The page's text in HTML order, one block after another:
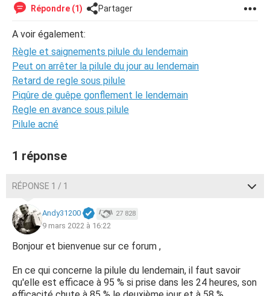
De mon côté , je n’ai pas ressenti ca comme des
saignements car c’etait assez abondant les deux
premiers jour puis un peu moins les 3 derniers mais en tout
cas sa ressembler vraiment a des règles.
Merci
Répondre (1) Partager
A voir également:
Règle et saignements pilule du lendemain
Peut on arrêter la pilule du jour au lendemain
Retard de regle sous pilule
Piqûre de guêpe gonflement le lendemain
Regle en avance sous pilule
Pilule acné
1 réponse
RÉPONSE 1 / 1
Andy31200 27 828
9 mars 2022 à 16:22
Bonjour et bienvenue sur ce forum ,
En ce qui concerne la pilule du lendemain, il faut savoir
qu'elle est efficace à 95 % si prise dans les 24 heures, son